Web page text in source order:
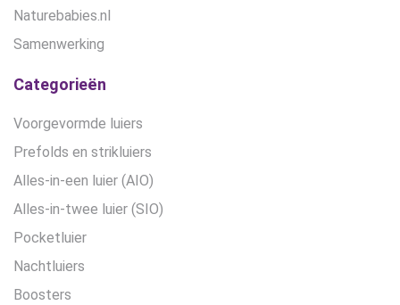
Naturebabies.nl
Samenwerking
Categorieën
Voorgevormde luiers
Prefolds en strikluiers
Alles-in-een luier (AIO)
Alles-in-twee luier (SIO)
Pocketluier
Nachtluiers
Boosters